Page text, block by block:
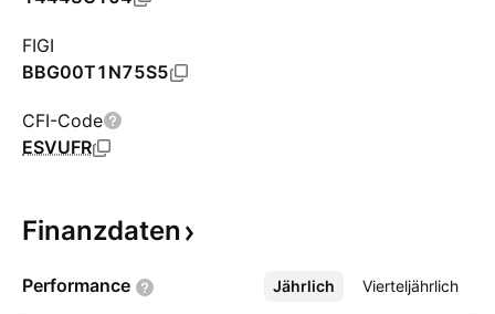
FIGI
BBG00T1N75S5
CFI-Code
ESVUFR
Finanzdaten
Performance Jährlich Vierteljährlich
Mehr